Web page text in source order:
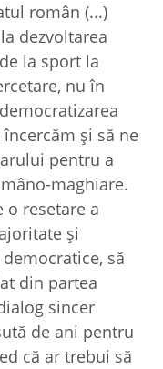
român (...)
dezvoltarea
la sport la
nu în
şi să ne
pentru a
maghiare.
o resetare a
şi
să
din partea
sincer
de ani pentru
că ar trebui să